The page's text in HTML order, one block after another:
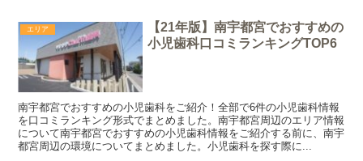
エリア
【21年版】南宇都宮でおすすめの
小児歯科口コミランキングTOP6
南宇都宮でおすすめの小児歯科をご紹介！全部で6件の小児歯科情報
を口コミランキング形式でまとめました。南宇都宮周辺のエリア情報
について南宇都宮でおすすめの小児歯科情報をご紹介する前に、南宇
都宮周辺の環境についてまとめました。小児歯科を探す際に...